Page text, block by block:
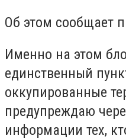
Об этом сообщает
Именно на этом
единственный
оккупированные
предупреждаю
информации тех,